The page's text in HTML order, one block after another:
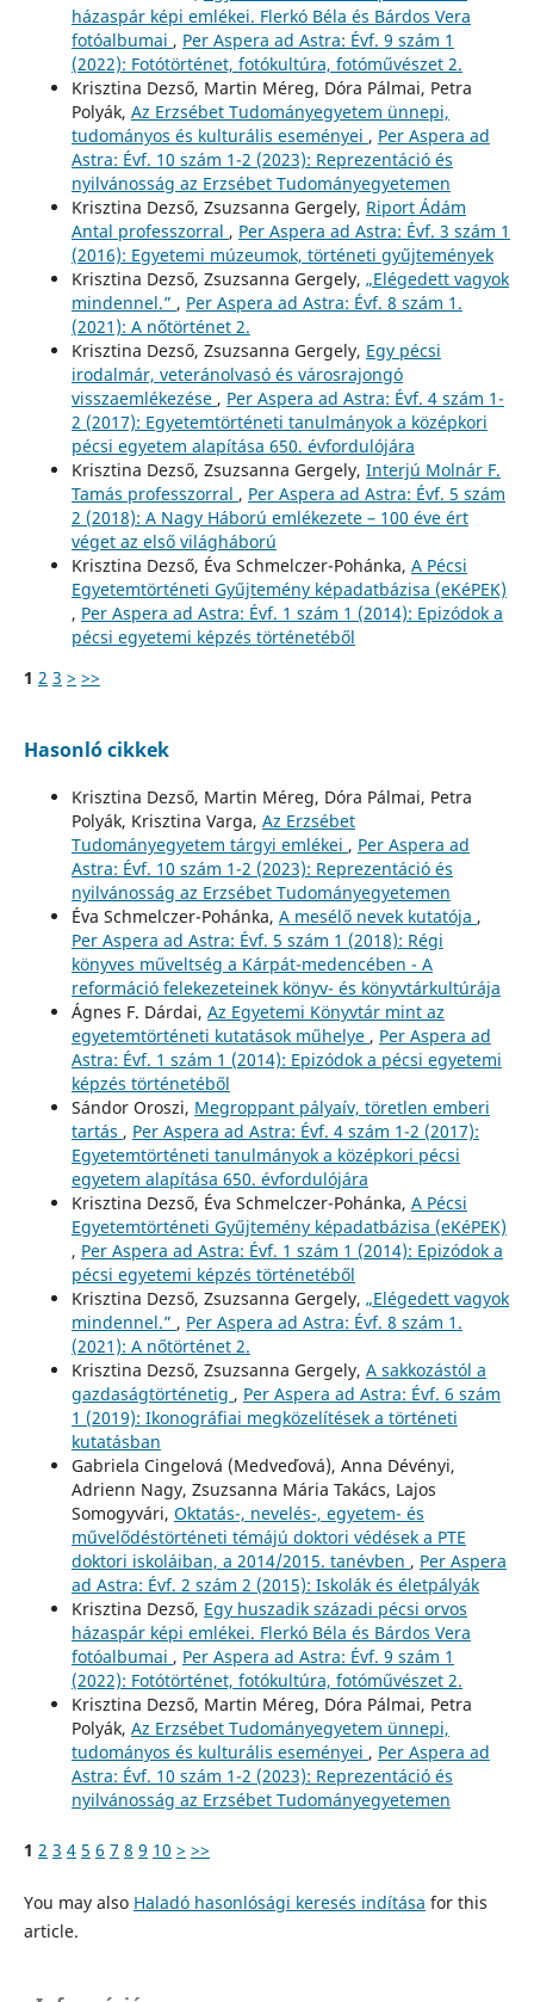
házaspár képi emlékei. Flerkó Béla és Bárdos Vera
fotóalbumai , Per Aspera ad Astra: Évf. 9 szám 1
(2022): Fotótörténet, fotókultúra, fotóművészet 2.
Krisztina Dezső, Martin Méreg, Dóra Pálmai, Petra
Polyák, Az Erzsébet Tudományegyetem ünnepi,
tudományos és kulturális eseményei , Per Aspera ad
Astra: Évf. 10 szám 1-2 (2023): Reprezentáció és
nyilvánosság az Erzsébet Tudományegyetemen
Krisztina Dezső, Zsuzsanna Gergely, Riport Ádám
Antal professzorral , Per Aspera ad Astra: Évf. 3 szám 1
(2016): Egyetemi múzeumok, történeti gyűjtemények
Krisztina Dezső, Zsuzsanna Gergely, „Elégedett vagyok
mindennel.” , Per Aspera ad Astra: Évf. 8 szám 1.
(2021): A nőtörténet 2.
Krisztina Dezső, Zsuzsanna Gergely, Egy pécsi
irodalmár, veteránolvasó és városrajongó
visszaemlékezése , Per Aspera ad Astra: Évf. 4 szám 1-
2 (2017): Egyetemtörténeti tanulmányok a középkori
pécsi egyetem alapítása 650. évfordulójára
Krisztina Dezső, Zsuzsanna Gergely, Interjú Molnár F.
Tamás professzorral , Per Aspera ad Astra: Évf. 5 szám
2 (2018): A Nagy Háború emlékezete – 100 éve ért
véget az első világháború
Krisztina Dezső, Éva Schmelczer-Pohánka, A Pécsi
Egyetemtörténeti Gyűjtemény képadatbázisa (eKéPEK)
, Per Aspera ad Astra: Évf. 1 szám 1 (2014): Epizódok a
pécsi egyetemi képzés történetéből
1 2 3 > >>
Hasonló cikkek
Krisztina Dezső, Martin Méreg, Dóra Pálmai, Petra
Polyák, Krisztina Varga, Az Erzsébet
Tudományegyetem tárgyi emlékei , Per Aspera ad
Astra: Évf. 10 szám 1-2 (2023): Reprezentáció és
nyilvánosság az Erzsébet Tudományegyetemen
Éva Schmelczer-Pohánka, A mesélő nevek kutatója ,
Per Aspera ad Astra: Évf. 5 szám 1 (2018): Régi
könyves műveltség a Kárpát-medencében - A
reformáció felekezeteinek könyv- és könyvtárkultúrája
Ágnes F. Dárdai, Az Egyetemi Könyvtár mint az
egyetemtörténeti kutatások műhelye , Per Aspera ad
Astra: Évf. 1 szám 1 (2014): Epizódok a pécsi egyetemi
képzés történetéből
Sándor Oroszi, Megroppant pályaív, töretlen emberi
tartás , Per Aspera ad Astra: Évf. 4 szám 1-2 (2017):
Egyetemtörténeti tanulmányok a középkori pécsi
egyetem alapítása 650. évfordulójára
Krisztina Dezső, Éva Schmelczer-Pohánka, A Pécsi
Egyetemtörténeti Gyűjtemény képadatbázisa (eKéPEK)
, Per Aspera ad Astra: Évf. 1 szám 1 (2014): Epizódok a
pécsi egyetemi képzés történetéből
Krisztina Dezső, Zsuzsanna Gergely, „Elégedett vagyok
mindennel.” , Per Aspera ad Astra: Évf. 8 szám 1.
(2021): A nőtörténet 2.
Krisztina Dezső, Zsuzsanna Gergely, A sakkozástól a
gazdaságtörténetig , Per Aspera ad Astra: Évf. 6 szám
1 (2019): Ikonográfiai megközelítések a történeti
kutatásban
Gabriela Cingelová (Medveďová), Anna Dévényi,
Adrienn Nagy, Zsuzsanna Mária Takács, Lajos
Somogyvári, Oktatás-, nevelés-, egyetem- és
művelődéstörténeti témájú doktori védések a PTE
doktori iskoláiban, a 2014/2015. tanévben , Per Aspera
ad Astra: Évf. 2 szám 2 (2015): Iskolák és életpályák
Krisztina Dezső, Egy huszadik századi pécsi orvos
házaspár képi emlékei. Flerkó Béla és Bárdos Vera
fotóalbumai , Per Aspera ad Astra: Évf. 9 szám 1
(2022): Fotótörténet, fotókultúra, fotóművészet 2.
Krisztina Dezső, Martin Méreg, Dóra Pálmai, Petra
Polyák, Az Erzsébet Tudományegyetem ünnepi,
tudományos és kulturális eseményei , Per Aspera ad
Astra: Évf. 10 szám 1-2 (2023): Reprezentáció és
nyilvánosság az Erzsébet Tudományegyetemen
1 2 3 4 5 6 7 8 9 10 > >>
You may also Haladó hasonlósági keresés indítása for this
article.